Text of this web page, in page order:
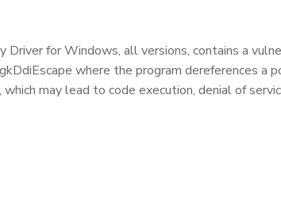
Driver for Windows, all versions, contains a
where the program dereferences a
may lead to code execution, denial of